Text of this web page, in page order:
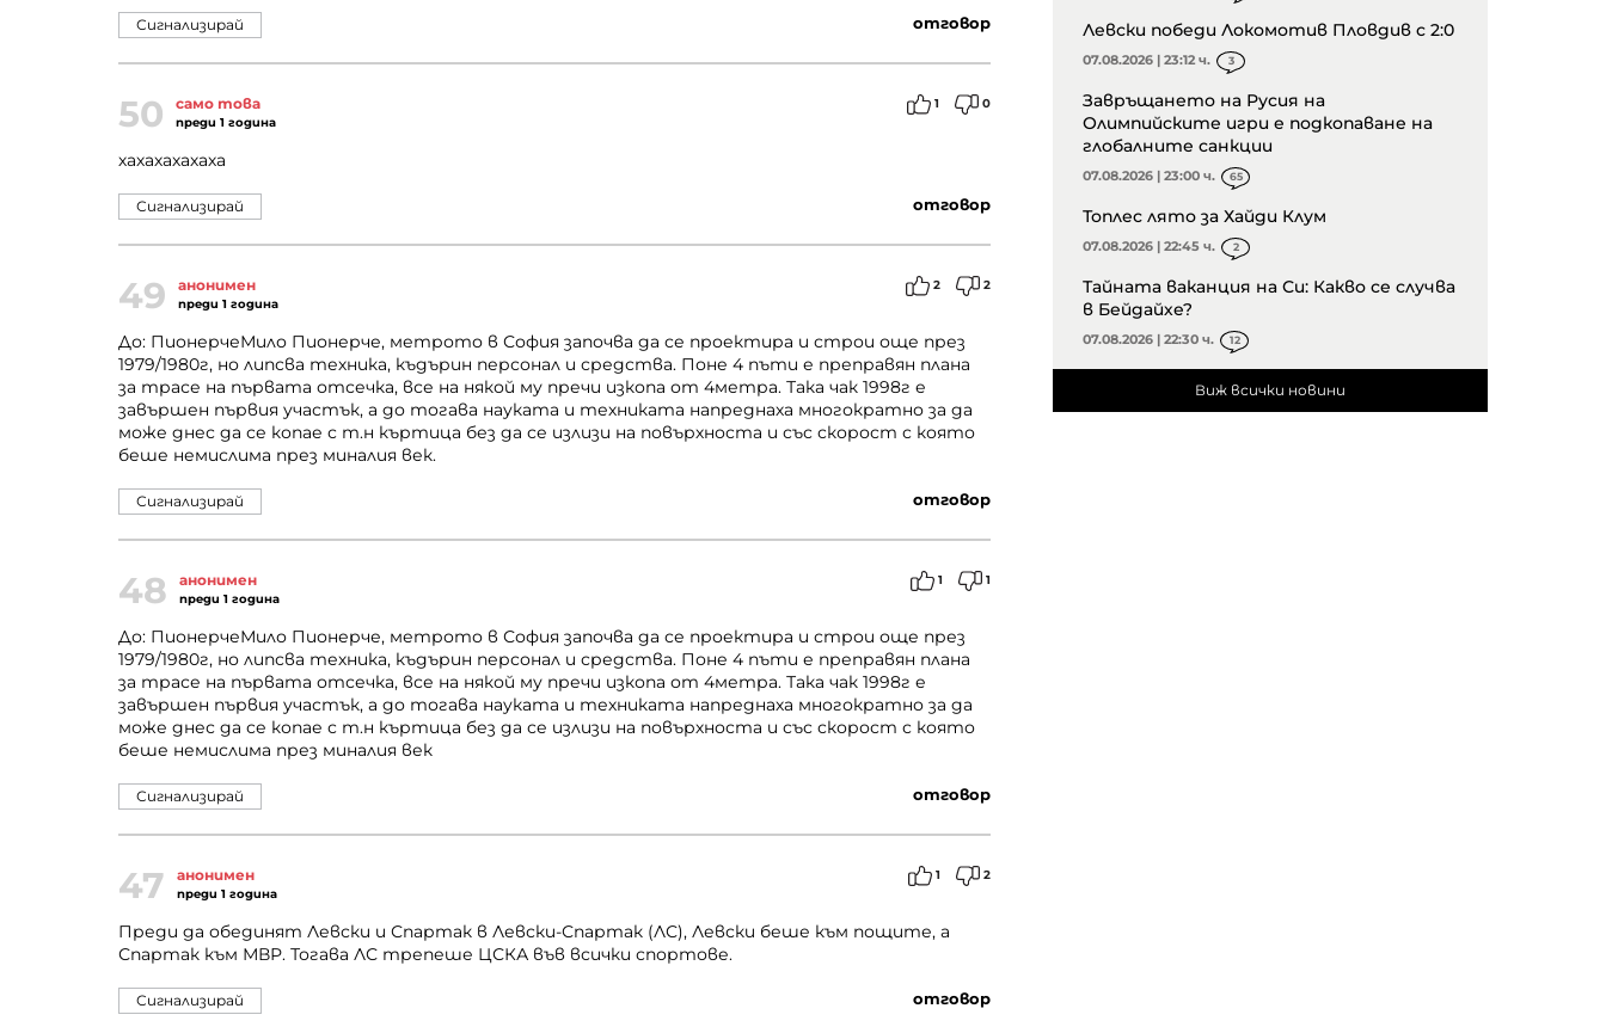
отговор
Сигнализирай
50 само това
преди 1 година
1 0
хахахахахаха
отговор
Сигнализирай
49 анонимен
преди 1 година
2 2
До: ПионерчеМило Пионерче, метрото в София започва да се проектира и строи още през
1979/1980г, но липсва техника, къдърин персонал и средства. Поне 4 пъти е преправян плана
за трасе на първата отсечка, все на някой му пречи изкопа от 4метра. Така чак 1998г е
завършен първия участък, а до тогава науката и техниката напреднаха многократно за да
може днес да се копае с т.н къртица без да се излизи на повърхноста и със скорост с която
беше немислима през миналия век.
отговор
Сигнализирай
48 анонимен
преди 1 година
1 1
До: ПионерчеМило Пионерче, метрото в София започва да се проектира и строи още през
1979/1980г, но липсва техника, къдърин персонал и средства. Поне 4 пъти е преправян плана
за трасе на първата отсечка, все на някой му пречи изкопа от 4метра. Така чак 1998г е
завършен първия участък, а до тогава науката и техниката напреднаха многократно за да
може днес да се копае с т.н къртица без да се излизи на повърхноста и със скорост с която
беше немислима през миналия век
отговор
Сигнализирай
47 анонимен
преди 1 година
1 2
Преди да обединят Левски и Спартак в Левски-Спартак (ЛС), Левски беше към пощите, а
Спартак към МВР. Тогава ЛС трепеше ЦСКА във всички спортове.
отговор
Сигнализирай
Левски победи Локомотив Пловдив с 2:0
07.08.2026 | 23:12 ч. 3
Завръщането на Русия на
Олимпийските игри е подкопаване на
глобалните санкции
07.08.2026 | 23:00 ч. 65
Топлес лято за Хайди Клум
07.08.2026 | 22:45 ч. 2
Тайната ваканция на Си: Какво се случва
в Бейдайхе?
07.08.2026 | 22:30 ч. 12
Виж всички новини